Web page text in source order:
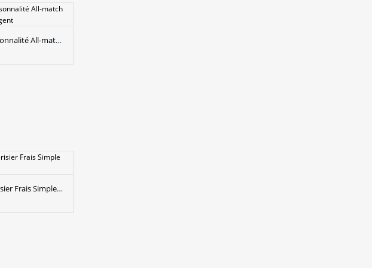
Bijoux En Argent Femme Europe Tassel Personnalité All-match Longue Section Visage Rond Argent
Bijoux En Argent Femme Pure Fleurs De Cerisier Frais Simple Étudiant Doux Argent